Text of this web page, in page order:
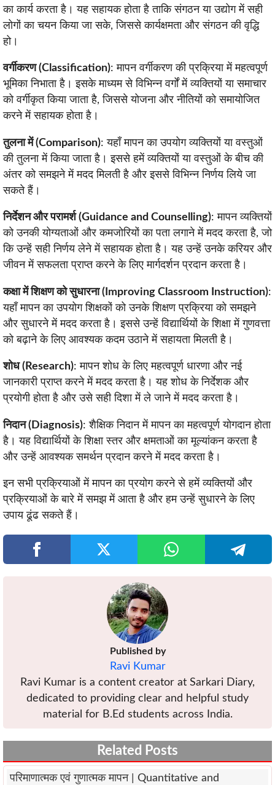
का कार्य करता है। यह सहायक होता है ताकि संगठन या उद्योग में सही
लोगों का चयन किया जा सके, जिससे कार्यक्षमता और संगठन की वृद्धि
हो।
वर्गीकरण (Classification): मापन वर्गीकरण की प्रक्रिया में महत्वपूर्ण
भूमिका निभाता है। इसके माध्यम से विभिन्न वर्गों में व्यक्तियों या समाचार
को वर्गीकृत किया जाता है, जिससे योजना और नीतियों को समायोजित
करने में सहायक होता है।
तुलना में (Comparison): यहाँ मापन का उपयोग व्यक्तियों या वस्तुओं
की तुलना में किया जाता है। इससे हमें व्यक्तियों या वस्तुओं के बीच की
अंतर को समझने में मदद मिलती है और इससे विभिन्न निर्णय लिये जा
सकते हैं।
निर्देशन और परामर्श (Guidance and Counselling): मापन व्यक्तियों
को उनकी योग्यताओं और कमजोरियों का पता लगाने में मदद करता है, जो
कि उन्हें सही निर्णय लेने में सहायक होता है। यह उन्हें उनके करियर और
जीवन में सफलता प्राप्त करने के लिए मार्गदर्शन प्रदान करता है।
कक्षा में शिक्षण को सुधारना (Improving Classroom Instruction):
यहाँ मापन का उपयोग शिक्षकों को उनके शिक्षण प्रक्रिया को समझने
और सुधारने में मदद करता है। इससे उन्हें विद्यार्थियों के शिक्षा में गुणवत्ता
को बढ़ाने के लिए आवश्यक कदम उठाने में सहायता मिलती है।
शोध (Research): मापन शोध के लिए महत्वपूर्ण धारणा और नई
जानकारी प्राप्त करने में मदद करता है। यह शोध के निर्देशक और
प्रयोगी होता है और उसे सही दिशा में ले जाने में मदद करता है।
निदान (Diagnosis): शैक्षिक निदान में मापन का महत्वपूर्ण योगदान होता
है। यह विद्यार्थियों के शिक्षा स्तर और क्षमताओं का मूल्यांकन करता है
और उन्हें आवश्यक समर्थन प्रदान करने में मदद करता है।
इन सभी प्रक्रियाओं में मापन का प्रयोग करने से हमें व्यक्तियों और
प्रक्रियाओं के बारे में समझ में आता है और हम उन्हें सुधारने के लिए
उपाय ढूंढ सकते हैं।
Published by
Ravi Kumar
Ravi Kumar is a content creator at Sarkari Diary,
dedicated to providing clear and helpful study
material for B.Ed students across India.
Related Posts
परिमाणात्मक एवं गुणात्मक मापन | Quantitative and